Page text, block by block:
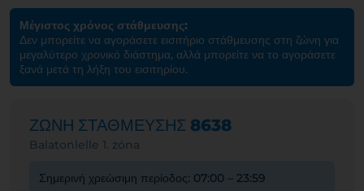
Μέγιστος χρόνος στάθμευσης:
Δεν μπορείτε να αγοράσετε εισιτήριο στάθμευσης στη ζώνη για
μεγαλύτερο χρονικό διάστημα, αλλά μπορείτε να το αγοράσετε
ξανά μετά τη λήξη του εισιτηρίου.
ΖΩΝΗ ΣΤΑΘΜΕΥΣΗΣ 8638
Balatonlelle 1. zóna
Σημερινή χρεώσιμη περίοδος: 07:00 – 23:59